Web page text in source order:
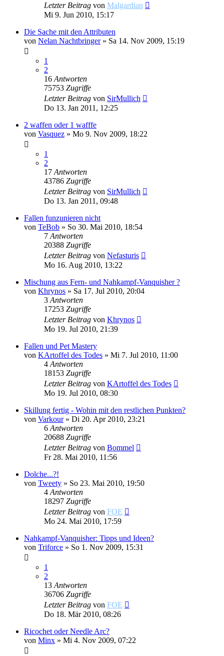
Letzter Beitrag von Malgardian
Mi 9. Jun 2010, 15:17
Die Sache mit den Attributen
von Nelan Nachtbringer» Sa 14. Nov 2009, 15:19
1
2
16 Antworten
75753 Zugriffe
Letzter Beitrag von SirMullich
Do 13. Jan 2011, 12:25
2 waffen oder 1 wafffe
von Vasquez » Mo 9. Nov 2009, 18:22
1
2
17 Antworten
43786 Zugriffe
Letzter Beitrag von SirMullich
Do 13. Jan 2011, 09:48
Fallen funzunieren nicht
von TeBob » So 30. Mai 2010, 18:54
7 Antworten
20388 Zugriffe
Letzter Beitrag von Nefasturis
Mo 16. Aug 2010, 13:22
Mischung aus Fern- und Nahkampf-Vanquisher ?
von Khrynos » Sa 17. Jul 2010, 20:04
3 Antworten
17253 Zugriffe
Letzter Beitrag von Khrynos
Mo 19. Jul 2010, 21:39
Fallen und Pet Mastery
von KArtoffel des Todes » Mi 7. Jul 2010, 11:00
4 Antworten
18153 Zugriffe
Letzter Beitrag von KArtoffel des Todes
Mo 19. Jul 2010, 08:30
Skillung fertig - Wohin mit den restlichen Punkten?
von Varkour» Di 20. Apr 2010, 23:21
6 Antworten
20688 Zugriffe
Letzter Beitrag von Bommel
Fr 28. Mai 2010, 11:56
Dolche...?!
von Tweety » So 23. Mai 2010, 19:50
4 Antworten
18297 Zugriffe
Letzter Beitrag von FOE
Mo 24. Mai 2010, 17:59
Nahkampf-Vanquisher: Tipps und Ideen?
von Triforce » So 1. Nov 2009, 15:31
1
2
13 Antworten
36706 Zugriffe
Letzter Beitrag von FOE
Do 18. Mär 2010, 08:26
Ricochet oder Needle Arc?
von Minx » Mi 4. Nov 2009, 07:22